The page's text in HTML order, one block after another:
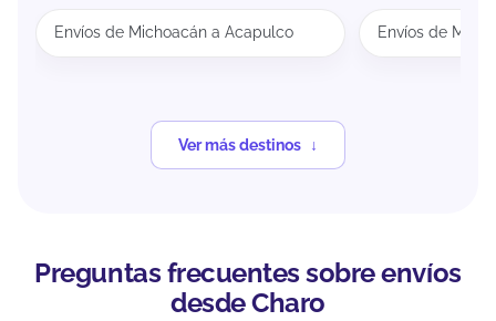
Envíos de Michoacán a Acapulco Envíos de
Ver más destinos
Preguntas frecuentes sobre envíos
desde Charo